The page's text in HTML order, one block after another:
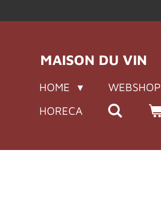
hoofdinhoudMAISON DU VIN
HOME WEBSHOP
HORECA